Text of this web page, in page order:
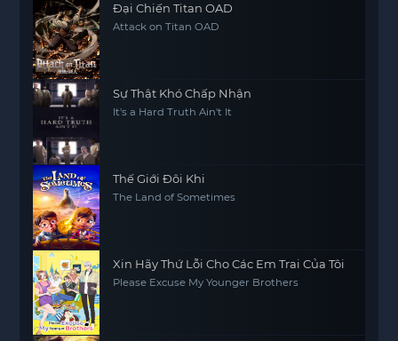
Đại Chiến Titan OAD
Attack on Titan OAD
Sự Thật Khó Chấp Nhận
It's a Hard Truth Ain't It
Thế Giới Đôi Khi
The Land of Sometimes
Xin Hãy Thứ Lỗi Cho Các Em Trai Của Tôi
Please Excuse My Younger Brothers